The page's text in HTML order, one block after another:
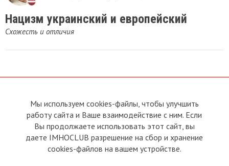
​Нацизм украинский и европейский
Схожесть и отличия
О сайте
Условия пользования
Политика конфиденциальности
Прямая связь с
Председателем
Прямая связь c членами клуба
Реклама
Контакты
Мы используем cookies-файлы, чтобы улучшить
работу сайта и Ваше взаимодействие с ним. Если
Вы продолжаете использовать этот сайт, вы
даете IMHOCLUB разрешение на сбор и хранение
cookies-файлов на вашем устройстве.